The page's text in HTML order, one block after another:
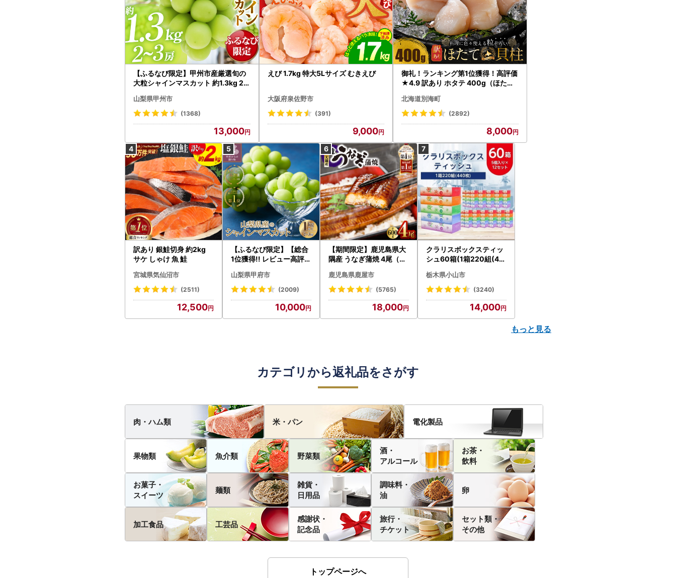
【ふるなび限定】甲州市産厳選旬の
大粒シャインマスカット 約1.3kg 2
472 FN-Limited-VO シャインマス
カット フルーツ
山梨県甲州市
(1368)
13,000
えび 1.7kg 特大5Lサイズ むきえび
大阪府泉佐野市
(391)
9,000
御礼！ランキング第1位獲得！高評価
★4.9 訳あり ホタテ 400g（ほたて
北海道別海町
(2892)
8,000
訳あり 銀鮭切身 約2kg
サケ しゃけ 魚 鮭
宮城県気仙沼市
(2511)
12,500
【ふるなび限定】【総合
1位獲得!! レビュー高評価
〉山梨県産 シャインマス
カット 2～3房（1.0kg以
N-Limited-SP
山梨県甲府市
(2009)
10,000
【期間限定】鹿児島県大
隅産 うなぎ蒲焼 4尾（60
cp18 うなぎ 鰻 魚 惣菜 総
菜
鹿児島県鹿屋市
(5765)
18,000
クラリスボックスティッ
シュ60箱(1箱220組(44
ト)【配送不可地域：離島
・沖縄県】【1256759】
栃木県小山市
(3240)
14,000
もっと見る
カテゴリから返礼品をさがす
肉・ハム類 米・パン 電化製品
果物類 魚介類 野菜類
酒・
アルコール
お茶・
飲料
お菓子・
スイーツ
麺類
雑貨・
日用品
調味料・
油
卵
加工食品 工芸品
感謝状・
記念品
旅行・
チケット
セット類・
その他
トップページへ